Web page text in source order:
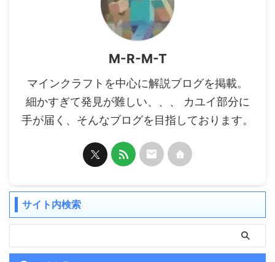
M-R-M-T
マインクラフトを中心に解説ブログを掲載。
細かすぎて発見が難しい、、、 カユイ部分に
手が届く、そんなブログを目指しております。
サイト内検索